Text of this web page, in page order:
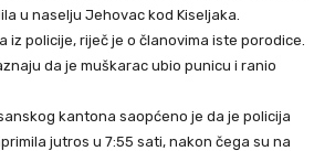
u naselju Jehovac kod Kiseljaka.
iz policije, riječ je o članovima iste porodice.
da je muškarac ubio punicu i ranio
kantona saopćeno je da je policija
jutros u 7:55 sati, nakon čega su na